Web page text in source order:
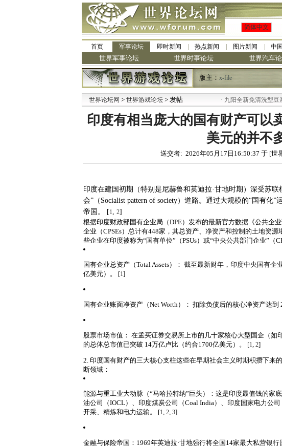
简体中文
首页 军事论坛 即时新闻 热点新闻 图片新闻 中
世界军事论坛 世界时事论坛 世界汽车
版主： x-file
世界论坛网 > 世界游戏论坛 > 发帖 九阳全新免清洗型豆浆机 全
印度有相当庞大的国有财产可以
美元的并不
送交者: 2026年05月17日16:50:37 于 [世
印度在建国初期（特别是尼赫鲁和英迪拉·甘地时期）深受苏
会”（Socialist pattern of society）道路。通过大规模的“国有化”
帝国。 [1, 2]
根据印度财政部国有企业局（DPE）发布的最新官方数据《公共企
企业（CPSEs）总计有448家，其总资产、净资产和控制的土地资源
些企业在印度被称为“国有单位”（PSUs）或“中央公共部门企业”（
国有企业总资产（Total Assets）： 截至最新财年，印度中央国有企
亿美元） 。 [1]
国有企业账面净资产（Net Worth）： 扣除负债后的核心净资产达到
股票市场市值： 在孟买证券交易所上市的几十家核心大型国企（如
的总体总市值已突破 14万亿卢比（约合1700亿美元） 。 [1, 2]
2. 印度国有财产的三大核心支柱这些在早期社会主义时期积攒下来
断领域：
能源与重工业大动脉（“马哈拉特纳”巨头）： 这是印度最值钱的家
油公司（IOCL） 、印度煤炭公司（Coal India） 、印度国家电力公司
开采、精炼和电力运输。
[1, 2, 3]
金融与保险帝国： 1969年英迪拉·甘地强行将全国14家最大私营银